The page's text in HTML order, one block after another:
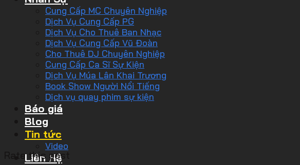
Cung Cấp MC Chuyên Nghiệp
Dịch Vụ Cung Cấp PG
Dịch Vụ Cho Thuê Ban Nhạc
Dịch Vụ Cung Cấp Vũ Đoàn
Cho Thuê DJ Chuyên Nghiệp
Cung Cấp Ca Sĩ Sự Kiện
Dịch Vụ Múa Lân Khai Trương
Book Show Người Nổi Tiếng
Dịch vụ quay phim sự kiện
Báo giá
Blog
Tin tức
Video
Liên Hệ
Rate this post